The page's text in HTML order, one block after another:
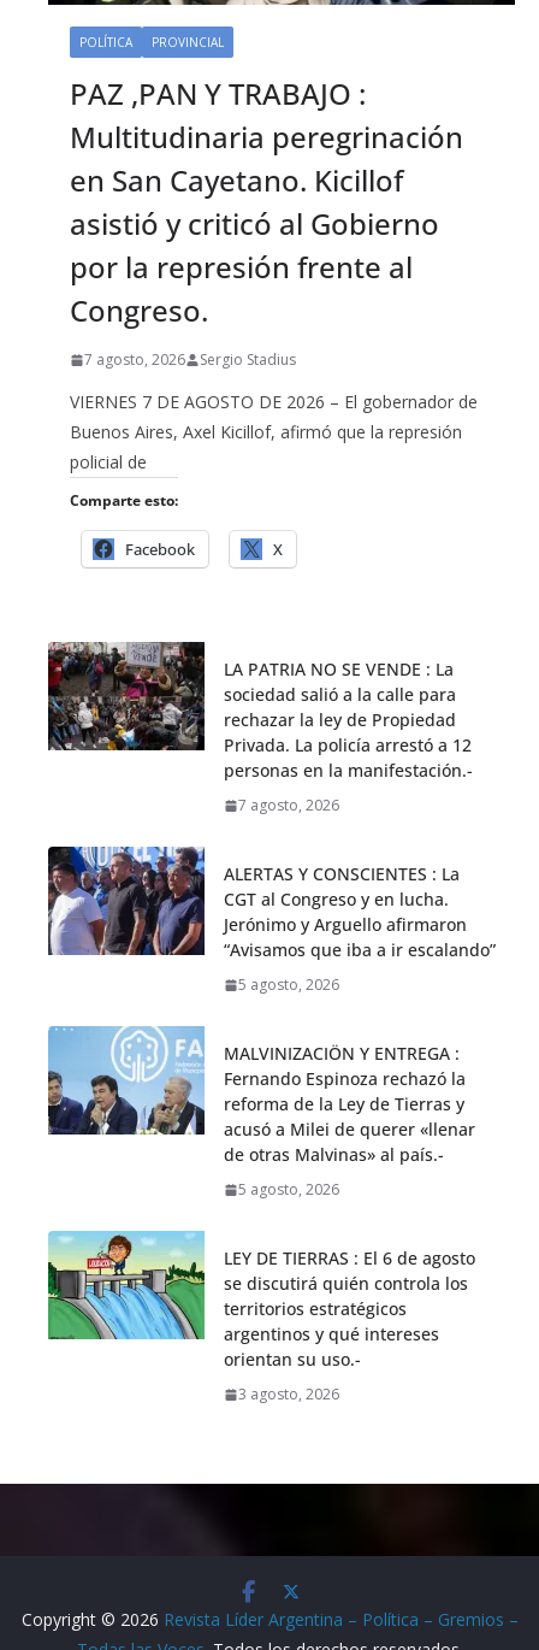
POLÍTICA PROVINCIAL
PAZ ,PAN Y TRABAJO :
Multitudinaria peregrinación
en San Cayetano. Kicillof
asistió y criticó al Gobierno
por la represión frente al
Congreso.
7 agosto, 2026 Sergio Stadius
VIERNES 7 DE AGOSTO DE 2026 – El gobernador de
Buenos Aires, Axel Kicillof, afirmó que la represión
policial de
Comparte esto:
Facebook X
LA PATRIA NO SE VENDE : La
sociedad salió a la calle para
rechazar la ley de Propiedad
Privada. La policía arrestó a 12
personas en la manifestación.-
7 agosto, 2026
ALERTAS Y CONSCIENTES : La
CGT al Congreso y en lucha.
Jerónimo y Arguello afirmaron
“Avisamos que iba a ir escalando”
5 agosto, 2026
MALVINIZACIÖN Y ENTREGA :
Fernando Espinoza rechazó la
reforma de la Ley de Tierras y
acusó a Milei de querer «llenar
de otras Malvinas» al país.-
5 agosto, 2026
LEY DE TIERRAS : El 6 de agosto
se discutirá quién controla los
territorios estratégicos
argentinos y qué intereses
orientan su uso.-
3 agosto, 2026
Copyright © 2026 Revista Líder Argentina – Política – Gremios –